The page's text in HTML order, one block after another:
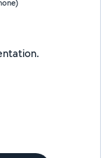
ma présentation.